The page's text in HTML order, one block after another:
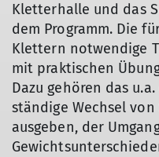
Kletterhalle und das
dem Programm. Die
Klettern notwendige
mit praktischen
Dazu gehören das
ständige Wechsel
ausgeben, der